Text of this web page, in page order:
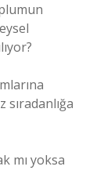
mı yoksa